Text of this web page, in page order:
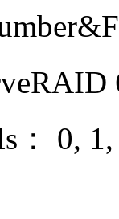
： 0,